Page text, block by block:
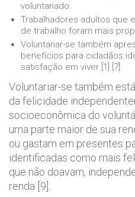
voluntariado.
Trabalhadores adultos que
de trabalho foram mais
Voluntariar-se também
benefícios para cidadãos
satisfação em viver [1] [7].
Voluntariar-se também
da felicidade
socioeconômica do
uma parte maior de sua
ou gastam em presentes
identificadas como mais
que não doavam,
renda [9].